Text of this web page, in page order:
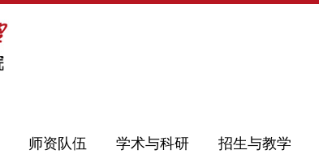
师资队伍 学术与科研 招生与教学